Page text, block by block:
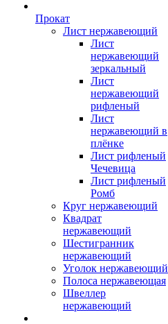
Прокат
Лист нержавеющий
Лист
нержавеющий
зеркальный
Лист
нержавеющий
рифленый
Лист
нержавеющий в
плёнке
Лист рифленый
Чечевица
Лист рифленый
Ромб
Круг нержавеющий
Квадрат
нержавеющий
Шестигранник
нержавеющий
Уголок нержавеющий
Полоса нержавеющая
Швеллер
нержавеющий